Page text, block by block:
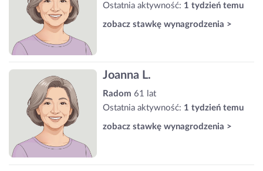
Ostatnia aktywność: 1 tydzień temu
zobacz stawkę wynagrodzenia >
Joanna L.
Radom 61 lat
Ostatnia aktywność: 1 tydzień temu
zobacz stawkę wynagrodzenia >